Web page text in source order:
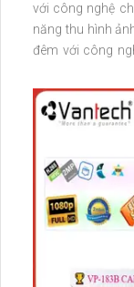
với công nghệ chip
năng thu hình
đêm với công nghệ
các chi tiết tinh vi